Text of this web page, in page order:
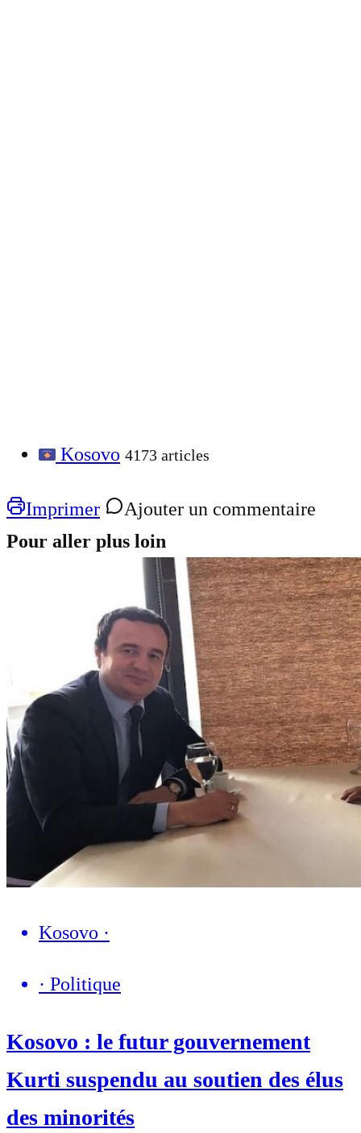
Kosovo 4173 articles
Imprimer
Ajouter un commentaire
Pour aller plus loin
Kosovo ·
· Politique
Kosovo : le futur gouvernement
Kurti suspendu au soutien des élus
des minorités